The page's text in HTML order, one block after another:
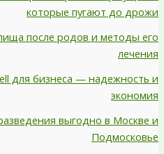
которые пугают до дрожи
после родов и методы его
лечения
для бизнеса — надежность и
экономия
выгодно в Москве и
Подмосковье